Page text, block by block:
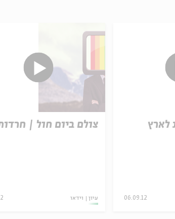
צולם ביום חול |
עיון וידאו
לארץ
06.09.12